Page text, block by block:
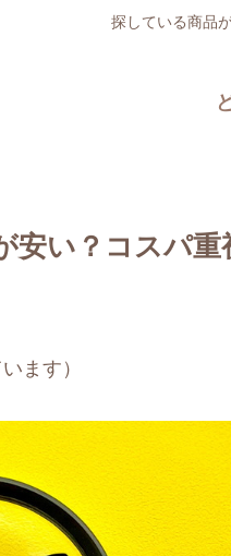
探している商品
安い？コスパ重
ます）